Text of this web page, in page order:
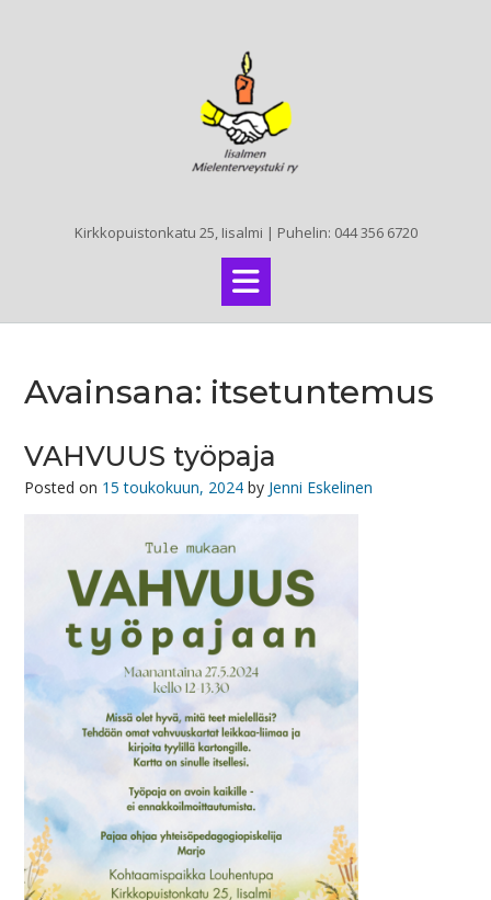
Kirkkopuistonkatu 25, Iisalmi | Puhelin: 044 356 6720
Avainsana: itsetuntemus
VAHVUUS työpaja
Posted on 15 toukokuun, 2024 by Jenni Eskelinen